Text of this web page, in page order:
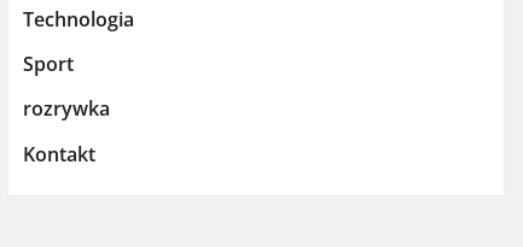
Technologia
Sport
rozrywka
Kontakt